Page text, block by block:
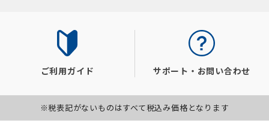
ご利用ガイド サポート・お問い合わせ
※税表記がないものはすべて税込み価格となります